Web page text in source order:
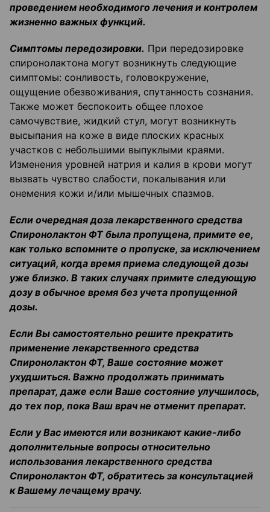
проведением необходимого лечения и контролем
жизненно важных функций.
Симптомы передозировки. При передозировке
спиронолактона могут возникнуть следующие
симптомы: сонливость, головокружение,
ощущение обезвоживания, спутанность сознания.
Также может беспокоить общее плохое
самочувствие, жидкий стул, могут возникнуть
высыпания на коже в виде плоских красных
участков с небольшими выпуклыми краями.
Изменения уровней натрия и калия в крови могут
вызвать чувство слабости, покалывания или
онемения кожи и/или мышечных спазмов.
Если очередная доза лекарственного средства
Спиронолактон ФТ была пропущена, примите ее,
как только вспомните о пропуске, за исключением
ситуаций, когда время приема следующей дозы
уже близко. В таких случаях примите следующую
дозу в обычное время без учета пропущенной
дозы.
Если Вы самостоятельно решите прекратить
применение лекарственного средства
Спиронолактон ФТ, Ваше состояние может
ухудшиться. Важно продолжать принимать
препарат, даже если Ваше состояние улучшилось,
до тех пор, пока Ваш врач не отменит препарат.
Если у Вас имеются или возникают какие-либо
дополнительные вопросы относительно
использования лекарственного средства
Спиронолактон ФТ, обратитесь за консультацией
к Вашему лечащему врачу.